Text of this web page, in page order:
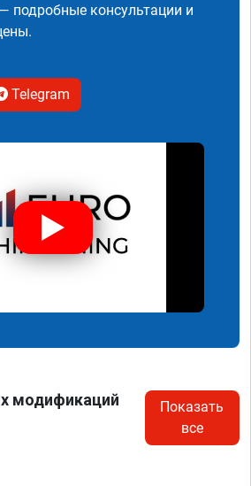
подробные консультации и
Telegram
модификаций
Показать
все